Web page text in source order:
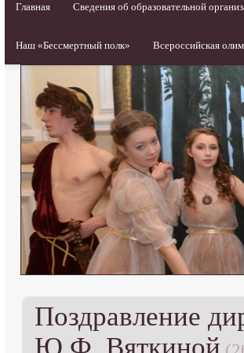
Главная Сведения об образовательной
Наш «Бессмертный полк» Всероссийская
Поздравление
Ю.Ф. Вяткиной